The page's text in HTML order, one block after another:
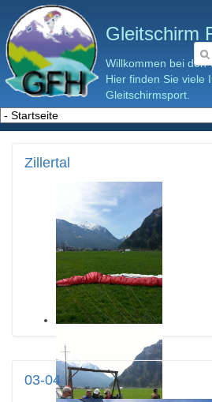
Gleitschirm
Willkommen bei den
Hier finden Sie viele
Gleitschirmsport.
Zillertal
03-04